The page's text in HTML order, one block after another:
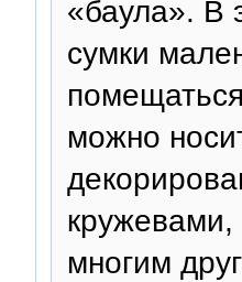
«баула». В
сумки
можно
многим